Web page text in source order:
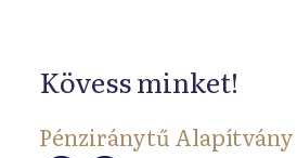
Kövess minket!
Pénziránytű Alapítvány